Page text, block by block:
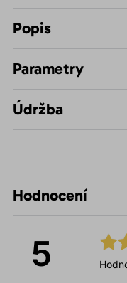
Popis
Parametry
Údržba
Hodnocení
5